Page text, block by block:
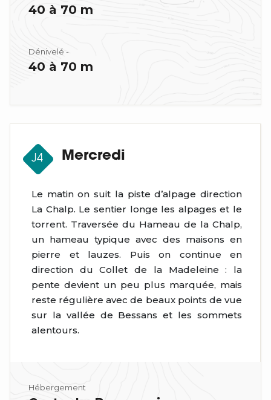
40 à 70 m
Dénivelé -
40 à 70 m
J4 Mercredi
Le matin on suit la piste d’alpage direction
La Chalp. Le sentier longe les alpages et le
torrent. Traversée du Hameau de la Chalp,
un hameau typique avec des maisons en
pierre et lauzes. Puis on continue en
direction du Collet de la Madeleine : la
pente devient un peu plus marquée, mais
reste régulière avec de beaux points de vue
sur la vallée de Bessans et les sommets
alentours.
Hébergement